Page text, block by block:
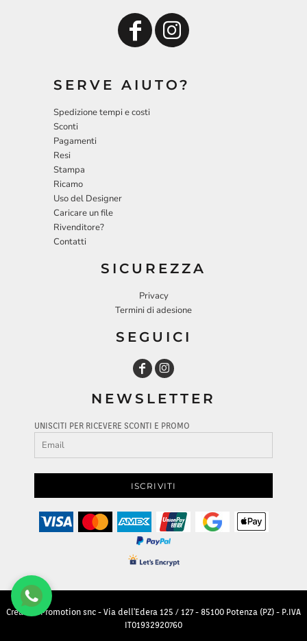
SERVE AIUTO?
Spedizione tempi e costi
Sconti
Pagamenti
Resi
Stampa
Ricamo
Uso del Designer
Caricare un file
Rivenditore?
Contatti
SICUREZZA
Privacy
Termini di adesione
SEGUICI
NEWSLETTER
UNISCITI PER RICEVERE SCONTI E PROMO
ISCRIVITI
Creative Promotion snc - Via dell'Edera 125 / 127 - 85100 Potenza (PZ) - P.IVA
IT01932920760